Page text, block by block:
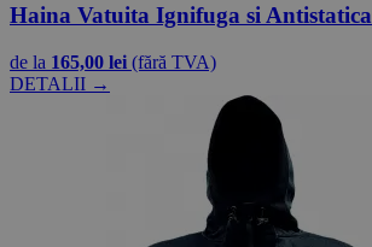
Haina Vatuita Ignifuga si Antistatica
de la 165,00 lei (fără TVA)
DETALII →